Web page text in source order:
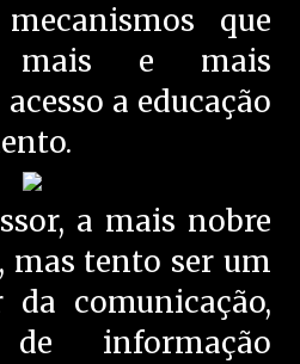
que
mais e mais
a educação
a mais nobre
mas tento ser um
da comunicação,
informação